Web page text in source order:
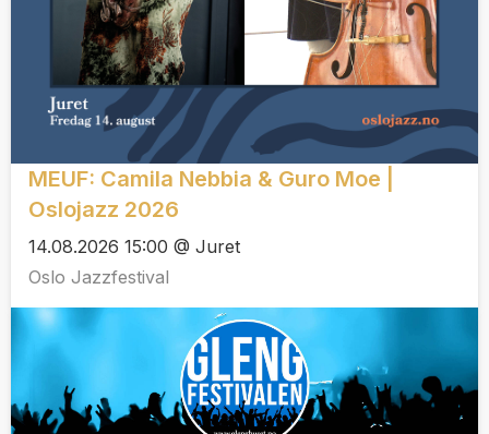
MEUF: Camila Nebbia & Guro Moe |
Oslojazz 2026
14.08.2026 15:00 @ Juret
Oslo Jazzfestival